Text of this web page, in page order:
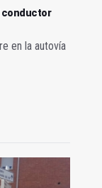
conductor
en la autovía